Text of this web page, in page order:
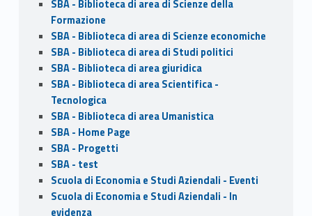
SBA - Biblioteca di area di Scienze della
Formazione
SBA - Biblioteca di area di Scienze economiche
SBA - Biblioteca di area di Studi politici
SBA - Biblioteca di area giuridica
SBA - Biblioteca di area Scientifica -
Tecnologica
SBA - Biblioteca di area Umanistica
SBA - Home Page
SBA - Progetti
SBA - test
Scuola di Economia e Studi Aziendali - Eventi
Scuola di Economia e Studi Aziendali - In
evidenza